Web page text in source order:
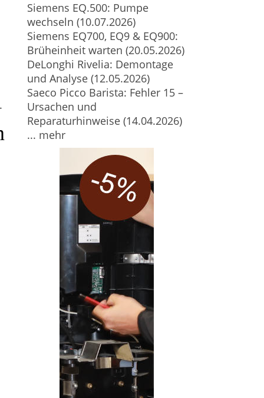
Siemens EQ.500: Pumpe
wechseln (10.07.2026)
Siemens EQ700, EQ9 & EQ900:
Brüheinheit warten (20.05.2026)
DeLonghi Rivelia: Demontage
und Analyse (12.05.2026)
Saeco Picco Barista: Fehler 15 –
Ursachen und
Reparaturhinweise (14.04.2026)
... mehr